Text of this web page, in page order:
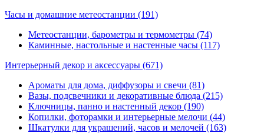
Часы и домашние метеостанции (191)
Метеостанции, барометры и термометры (74)
Каминные, настольные и настенные часы (117)
Интерьерный декор и аксессуары (671)
Ароматы для дома, диффузоры и свечи (81)
Вазы, подсвечники и декоративные блюда (215)
Ключницы, панно и настенный декор (190)
Копилки, фоторамки и интерьерные мелочи (44)
Шкатулки для украшений, часов и мелочей (163)